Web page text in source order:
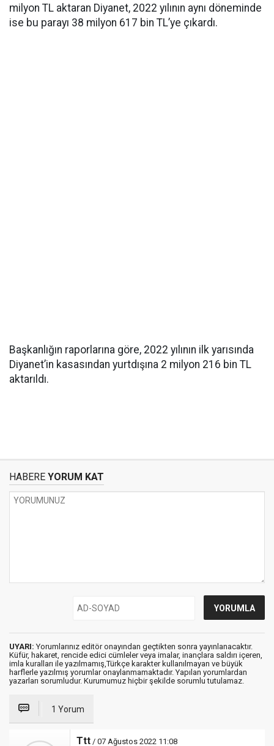
milyon TL aktaran Diyanet, 2022 yılının aynı döneminde
ise bu parayı 38 milyon 617 bin TL’ye çıkardı.
Başkanlığın raporlarına göre, 2022 yılının ilk yarısında
Diyanet’in kasasından yurtdışına 2 milyon 216 bin TL
aktarıldı.
HABERE YORUM KAT
UYARI: Yorumlarınız editör onayından geçtikten sonra yayınlanacaktır.
Küfür, hakaret, rencide edici cümleler veya imalar, inançlara saldırı içeren,
imla kuralları ile yazılmamış,Türkçe karakter kullanılmayan ve büyük
harflerle yazılmış yorumlar onaylanmamaktadır. Yapılan yorumlardan
yazarları sorumludur. Kurumumuz hiçbir şekilde sorumlu tutulamaz.
1 Yorum
Ttt / 07 Ağustos 2022 11:08